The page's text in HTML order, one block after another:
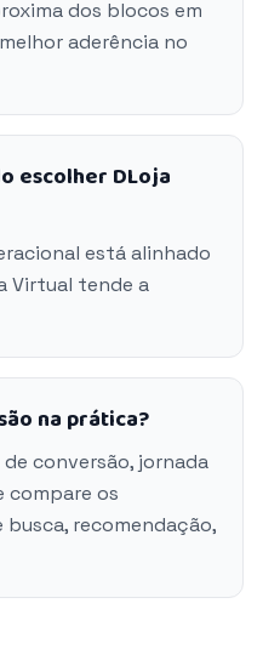
dos blocos em
aderência no
escolher DLoja
está alinhado
Virtual tende a
na prática?
conversão, jornada
compare os
recomendação,